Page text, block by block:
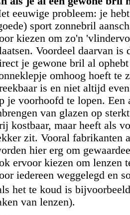
eeuwige probleem: je
sport zonnebril
kiezen om zo'n
Voordeel daarvan is
je gewone bril al
omhoog hoeft te
is en niet altijd
je voorhoofd te lopen. Een
van glazen op
kostbaar, maar heeft als
zit. Vooral fabrikanten
hier erg om
ervoor kiezen om lenzen
iedereen weggelegd en
het te koud is
van lenzen).